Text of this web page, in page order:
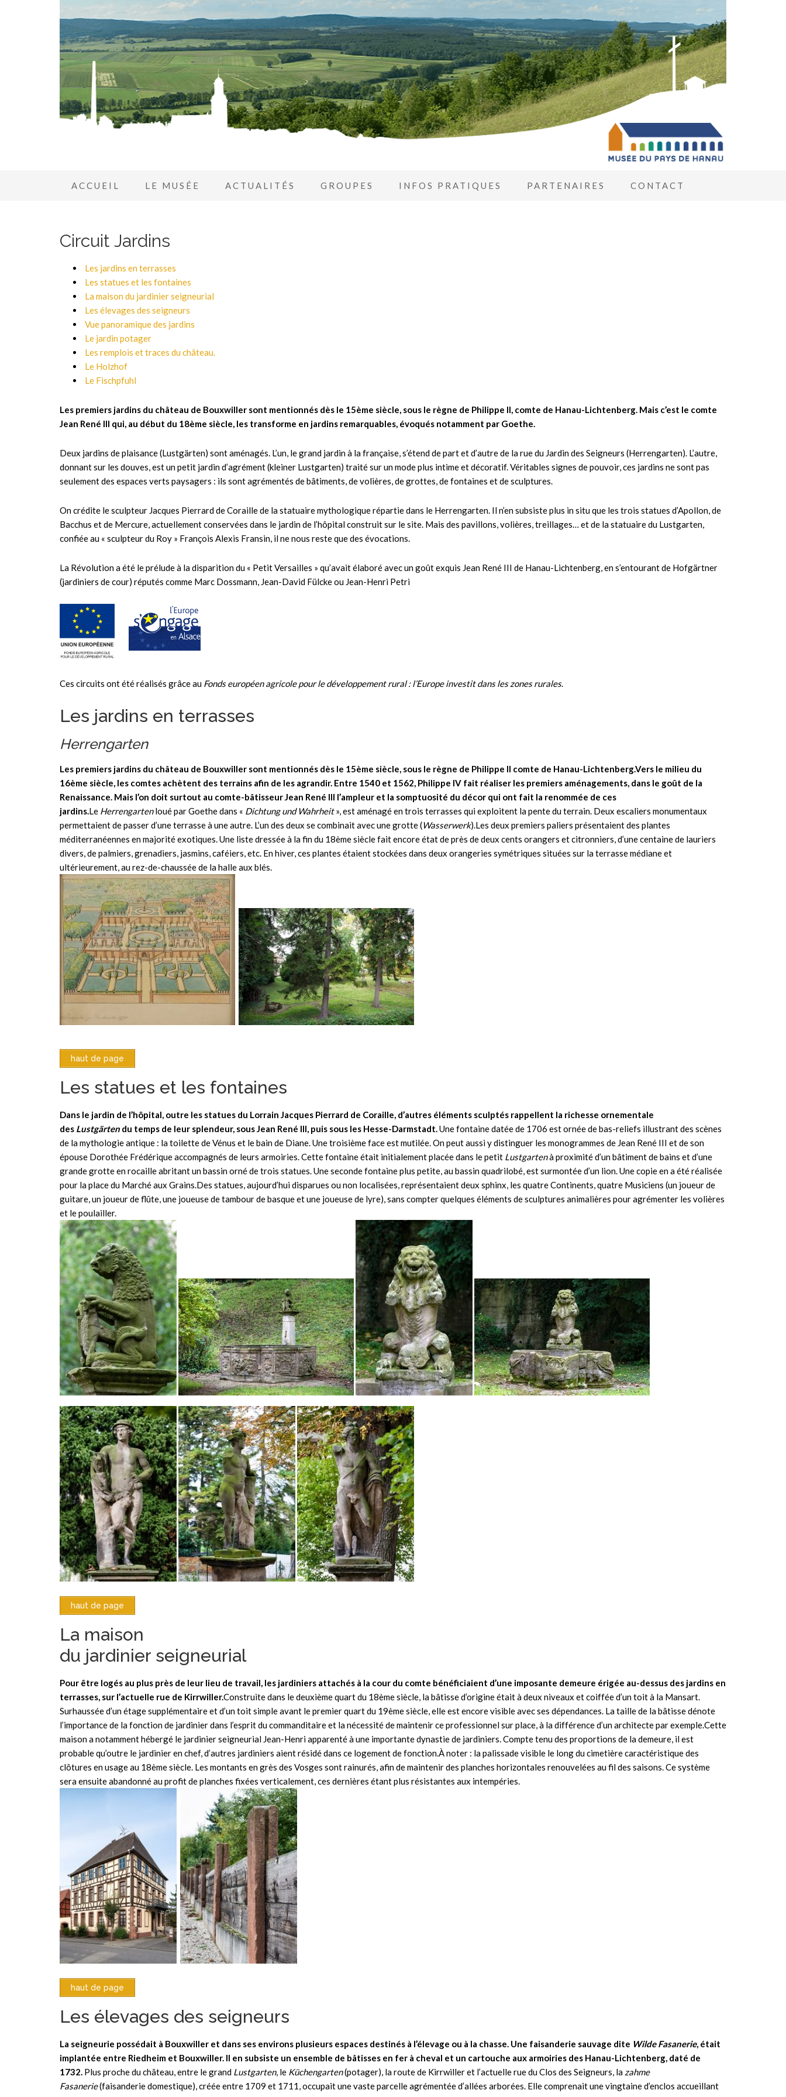
ACCUEIL LE MUSÉE ACTUALITÉS GROUPES INFOS PRATIQUES PARTENAIRES CONTACT
Circuit Jardins
Les jardins en terrasses
Les statues et les fontaines
La maison du jardinier seigneurial
Les élevages des seigneurs
Vue panoramique des jardins
Le jardin potager
Les remplois et traces du château.
Le Holzhof
Le Fischpfuhl
Les premiers jardins du château de Bouxwiller sont mentionnés dès le 15ème siècle, sous le règne de Philippe II, comte de Hanau-Lichtenberg. Mais c’est le comte
Jean René III qui, au début du 18ème siècle, les transforme en jardins remarquables, évoqués notamment par Goethe.
Deux jardins de plaisance (Lustgärten) sont aménagés. L’un, le grand jardin à la française, s’étend de part et d’autre de la rue du Jardin des Seigneurs (Herrengarten). L’autre,
donnant sur les douves, est un petit jardin d’agrément (kleiner Lustgarten) traité sur un mode plus intime et décoratif. Véritables signes de pouvoir, ces jardins ne sont pas
seulement des espaces verts paysagers : ils sont agrémentés de bâtiments, de volières, de grottes, de fontaines et de sculptures.
On crédite le sculpteur Jacques Pierrard de Coraille de la statuaire mythologique répartie dans le Herrengarten. Il n’en subsiste plus in situ que les trois statues d’Apollon, de
Bacchus et de Mercure, actuellement conservées dans le jardin de l’hôpital construit sur le site. Mais des pavillons, volières, treillages… et de la statuaire du Lustgarten,
confiée au « sculpteur du Roy » François Alexis Fransin, il ne nous reste que des évocations.
La Révolution a été le prélude à la disparition du « Petit Versailles » qu’avait élaboré avec un goût exquis Jean René III de Hanau-Lichtenberg, en s’entourant de Hofgärtner
(jardiniers de cour) réputés comme Marc Dossmann, Jean-David Fülcke ou Jean-Henri Petri
Ces circuits ont été réalisés grâce au Fonds européen agricole pour le développement rural : l’Europe investit dans les zones rurales.
Les jardins en terrasses
Herrengarten
Les premiers jardins du château de Bouxwiller sont mentionnés dès le 15ème siècle, sous le règne de Philippe II comte de Hanau-Lichtenberg.Vers le milieu du
16ème siècle, les comtes achètent des terrains afin de les agrandir. Entre 1540 et 1562, Philippe IV fait réaliser les premiers aménagements, dans le goût de la
Renaissance. Mais l’on doit surtout au comte-bâtisseur Jean René III l’ampleur et la somptuosité du décor qui ont fait la renommée de ces
jardins.Le Herrengartenloué par Goethe dans « Dichtung und Wahrheit», est aménagé en trois terrasses qui exploitent la pente du terrain. Deux escaliers monumentaux
permettaient de passer d’une terrasse à une autre. L’un des deux se combinait avec une grotte (Wasserwerk).Les deux premiers paliers présentaient des plantes
méditerranéennes en majorité exotiques. Une liste dressée à la fin du 18ème siècle fait encore état de près de deux cents orangers et citronniers, d’une centaine de lauriers
divers, de palmiers, grenadiers, jasmins, caféiers, etc. En hiver, ces plantes étaient stockées dans deux orangeries symétriques situées sur la terrasse médiane et
ultérieurement, au rez-de-chaussée de la halle aux blés.
haut de page
Les statues et les fontaines
Dans le jardin de l’hôpital, outre les statues du Lorrain Jacques Pierrard de Coraille, d’autres éléments sculptés rappellent la richesse ornementale
des Lustgärten du temps de leur splendeur, sous Jean René III, puis sous les Hesse-Darmstadt.Une fontaine datée de 1706 est ornée de bas-reliefs illustrant des scènes
de la mythologie antique : la toilette de Vénus et le bain de Diane. Une troisième face est mutilée. On peut aussi y distinguer les monogrammes de Jean René III et de son
épouse Dorothée Frédérique accompagnés de leurs armoiries. Cette fontaine était initialement placée dans le petit Lustgartenà proximité d’un bâtiment de bains et d’une
grande grotte en rocaille abritant un bassin ornéde trois statues. Une seconde fontaine plus petite, au bassin quadrilobé, est surmontée d’un lion. Une copie en a été réalisée
pour la place du Marché aux Grains.Des statues, aujourd’hui disparues ou non localisées, représentaient deux sphinx, les quatre Continents, quatre Musiciens (un joueur de
guitare, un joueur de flûte, une joueuse de tambour de basque et une joueuse de lyre), sans compter quelques éléments de sculptures animalières pour agrémenter les volières
et le poulailler.
haut de page
La maison
du jardinier seigneurial
Pour être logés au plus près de leur lieu de travail, les jardiniers attachés à la cour du comte bénéficiaient d’une imposante demeure érigée au-dessus des jardins en
terrasses, sur l’actuelle rue de Kirrwiller.Construite dans le deuxième quart du 18ème siècle, la bâtisse d’origine était à deux niveaux et coiffée d’un toit à la Mansart.
Surhaussée d’un étage supplémentaire et d’un toit simple avant le premier quart du 19ème siècle, elle est encore visible avec ses dépendances. La taille de la bâtisse dénote
l’importance de la fonction de jardinier dans l’esprit du commanditaire et la nécessité de maintenir ce professionnel sur place, à la différence d’un architecte par exemple.Cette
maison a notamment hébergé le jardinier seigneurial Jean-Henri apparenté à une importante dynastie de jardiniers. Compte tenu des proportions de la demeure, il est
probable qu’outre le jardinier en chef, d’autres jardiniers aient résidé dans ce logement de fonction.À noter : la palissade visible le long du cimetière caractéristique des
clôtures en usage au 18ème siècle. Les montants en grès des Vosges sont rainurés, afin de maintenir des planches horizontales renouvelées au fil des saisons. Ce système
sera ensuite abandonné au profit de planches fixées verticalement, ces dernières étant plus résistantes aux intempéries.
haut de page
Les élevages des seigneurs
La seigneurie possédait à Bouxwiller et dans ses environs plusieurs espaces destinés à l’élevage ou à la chasse. Une faisanderie sauvage dite Wilde Fasanerie, était
implantée entre Riedheim et Bouxwiller. Il en subsiste un ensemble de bâtisses en fer à cheval et un cartouche aux armoiries des Hanau-Lichtenberg, daté de
1732. Plus proche du château, entre le grand Lustgarten, le Küchengarten(potager), la route de Kirrwiller et l’actuelle rue du Clos des Seigneurs, la zahme
Fasanerie(faisanderie domestique), créée entre 1709 et 1711, occupait une vaste parcelle agrémentée d’allées arborées. Elle comprenait une vingtaine d’enclos accueillant